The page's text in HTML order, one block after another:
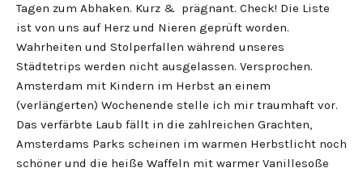
Tagen zum Abhaken. Kurz & prägnant. Check! Die Liste
ist von uns auf Herz und Nieren geprüft worden.
Wahrheiten und Stolperfallen während unseres
Städtetrips werden nicht ausgelassen. Versprochen.
Amsterdam mit Kindern im Herbst an einem
(verlängerten) Wochenende stelle ich mir traumhaft vor.
Das verfärbte Laub fällt in die zahlreichen Grachten,
Amsterdams Parks scheinen im warmen Herbstlicht noch
schöner und die heiße Waffeln mit warmer Vanillesoße